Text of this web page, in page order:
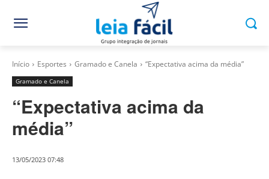
Início Esportes Gramado e Canela “Expectativa acima da média”
Gramado e Canela
“Expectativa acima da
média”
13/05/2023 07:48